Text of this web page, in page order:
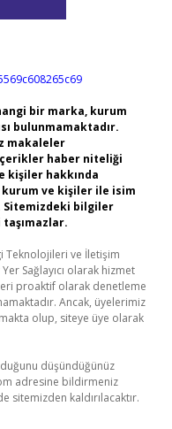
bir marka, kurum
bulunmamaktadır.
makaleler
haber niteliği
kişiler hakkında
kurum ve kişiler ile isim
bilgiler
Teknolojileri ve İletişim
Sağlayıcı olarak hizmet
proaktif olarak denetleme
Ancak, üyelerimiz
olup, siteye üye olarak
düşündüğünüz
adresine bildirmeniz
sitemizden kaldırılacaktır.